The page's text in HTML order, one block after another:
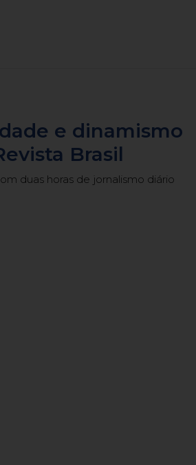
e dinamismo
Brasil
duas horas de jornalismo diário